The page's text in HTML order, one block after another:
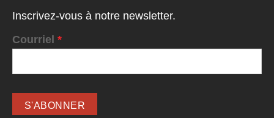
Inscrivez-vous à notre newsletter.
Courriel *